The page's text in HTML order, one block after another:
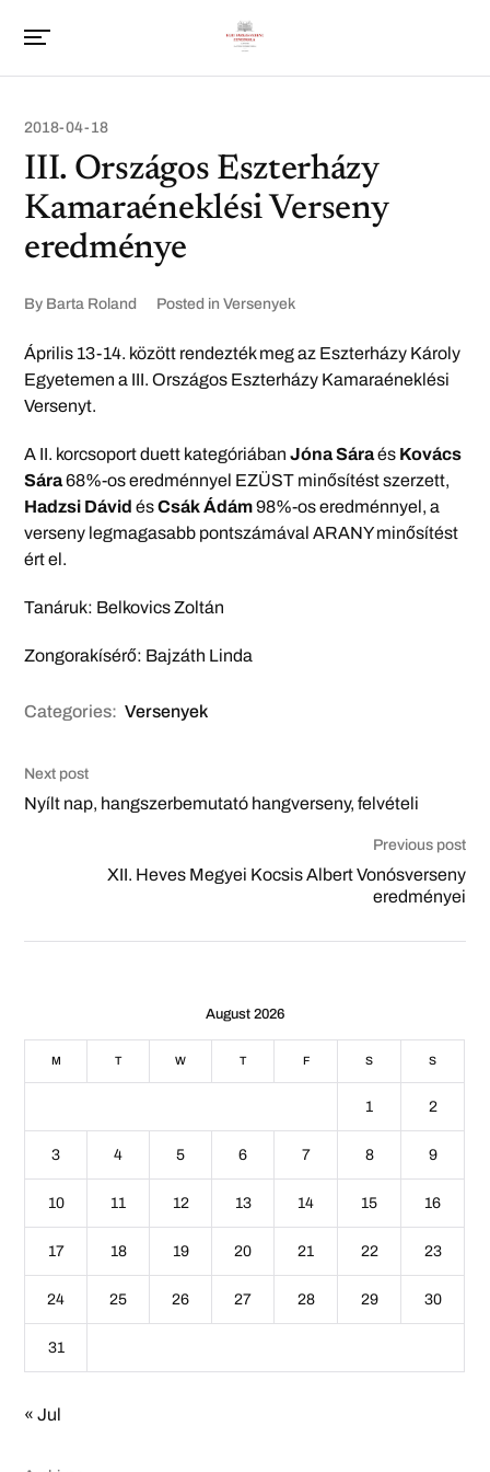
2018-04-18
III. Országos Eszterházy
Kamaraéneklési Verseny
eredménye
By Barta Roland Posted in Versenyek
Április 13-14. között rendezték meg az Eszterházy Károly
Egyetemen a III. Országos Eszterházy Kamaraéneklési
Versenyt.
A II. korcsoport duett kategóriábanJóna Sáraés Kovács
Sára68%-os eredménnyel EZÜST minősítést szerzett,
Hadzsi Dávid ésCsák Ádám98%-os eredménnyel, a
verseny legmagasabb pontszámával ARANY minősítést
ért el.
Tanáruk: Belkovics Zoltán
Zongorakísérő: Bajzáth Linda
Categories: Versenyek
Next post
Nyílt nap, hangszerbemutató hangverseny, felvételi
Previous post
XII. Heves Megyei Kocsis Albert Vonósverseny
eredményei
August 2026
M T W T F S S
1 2
3 4 5 6 7 8 9
10 11 12 13 14 15 16
17 18 19 20 21 22 23
24 25 26 27 28 29 30
31
« Jul